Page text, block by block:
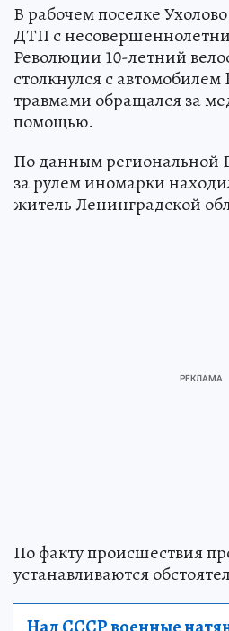
В рабочем поселке
ДТП с
Революции 10-летний
столкнулся с
травмами обращался за
помощью.
По данным региональной
за рулем иномарки
житель Ленинградской
По факту происшествия
устанавливаются